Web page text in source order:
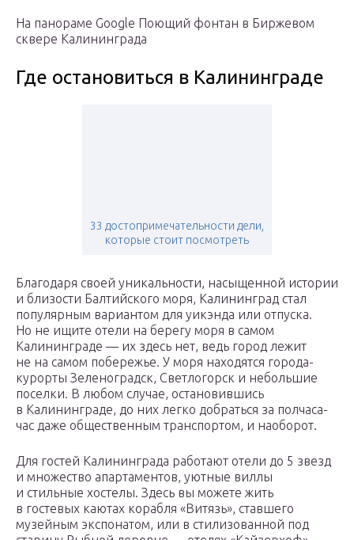
На панораме Google Поющий фонтан в Биржевом
сквере Калининграда
Где остановиться в Калининграде
33 достопримечательности дели,
которые стоит посмотреть
Благодаря своей уникальности, насыщенной истории
и близости Балтийского моря, Калининград стал
популярным вариантом для уикэнда или отпуска.
Но не ищите отели на берегу моря в самом
Калининграде — их здесь нет, ведь город лежит
не на самом побережье. У моря находятся города-
курорты Зеленоградск, Светлогорск и небольшие
поселки. В любом случае, остановившись
в Калининграде, до них легко добраться за полчаса-
час даже общественным транспортом, и наоборот.
Для гостей Калининграда работают отели до 5 звезд
и множество апартаментов, уютные виллы
и стильные хостелы. Здесь вы можете жить
в гостевых каютах корабля «Витязь», ставшего
музейным экспонатом, или в стилизованной под